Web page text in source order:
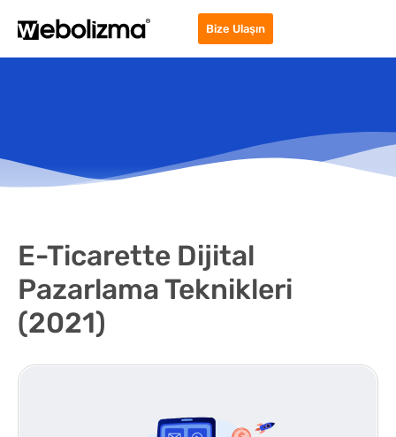
Bize Ulaşın
E-Ticarette Dijital
Pazarlama Teknikleri
(2021)